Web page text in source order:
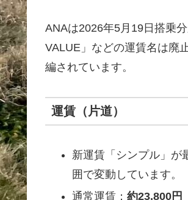
ANAは2026年5月19日搭乗
VALUE」などの運賃名は廃
編されています。
運賃（片道）
新運賃「シンプル」
囲で変動しています。
通常運賃： 約23,800円